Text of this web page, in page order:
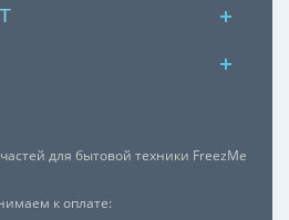
для бытовой техники FreezMe
к оплате: